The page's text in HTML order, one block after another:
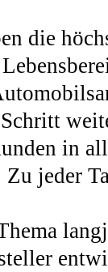
die
in
jeder